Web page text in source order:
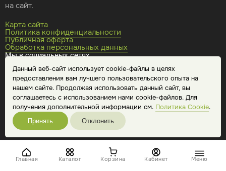
Данный веб-сайт использует cookie-файлы в целях
предоставления вам лучшего пользовательского опыта на
нашем сайте. Продолжая использовать данный сайт, вы
соглашаетесь с использованием нами cookie-файлов. Для
получения дополнительной информации см. Политика Cookie.
Принять Отклонить
Главная Каталог Корзина Кабинет Меню
на сайт.
Карта сайта
Политика конфиденциальности
Публичная оферта
Обработка персональных данных
Мы в социальных сетях